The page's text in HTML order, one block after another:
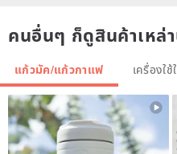
คนอื่นๆ ก็ดูสินค้าเหล่
แก้วมัค/แก้วกาแฟ เครื่องใช้